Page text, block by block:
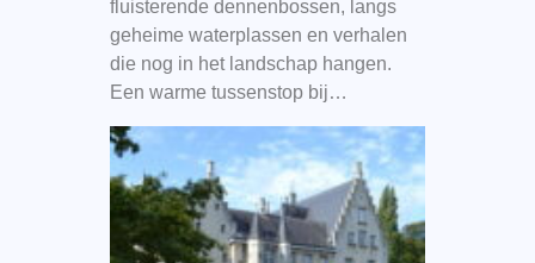
fluisterende dennenbossen, langs
geheime waterplassen en verhalen
die nog in het landschap hangen.
Een warme tussenstop bij…